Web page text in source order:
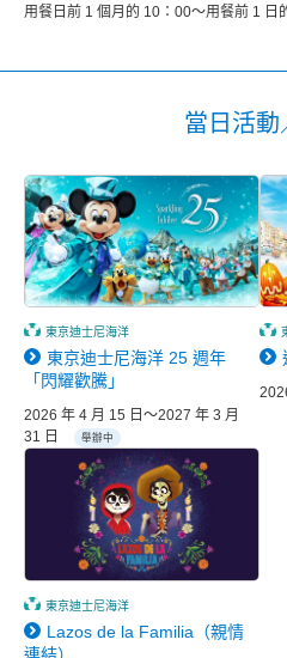
用餐日前 1 個月的 10：00～用餐前 1 日
當日活動
東京迪士尼海洋
東京迪士尼海洋 25 週年
「閃耀歡騰」
2026 年 4 月 15 日～2027 年 3 月
31 日
舉辦中
東京迪士尼海洋
Lazos de la Familia（親情